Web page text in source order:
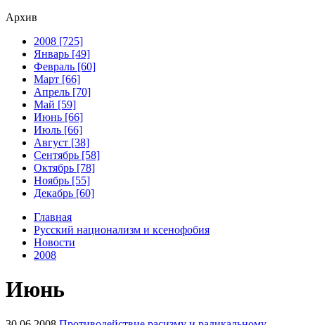
Архив
2008 [725]
Январь [49]
Февраль [60]
Март [66]
Апрель [70]
Май [59]
Июнь [66]
Июль [66]
Август [38]
Сентябрь [58]
Октябрь [78]
Ноябрь [55]
Декабрь [60]
Главная
Русский национализм и ксенофобия
Новости
2008
Июнь